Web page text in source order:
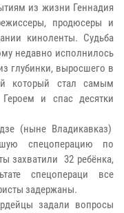
из жизни Геннадия
продюсеры и
киноленты. Судьба
недавно исполнилось
глубинки, выросшего в
который стал самым
и спас десятки
(ныне Владикавказ)
спецоперацию по
захватили 32 ребёнка,
спецопераци все
задержаны.
задали вопросы